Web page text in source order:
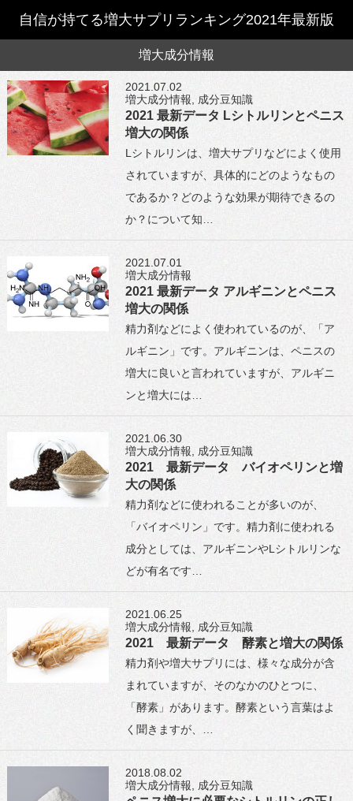
自信が持てる増大サプリランキング2021年最新版
増大成分情報
2021.07.02
増大成分情報
成分豆知識
2021 最新データ Lシトルリンとペニス
増大の関係
Lシトルリンは、増大サプリなどによく使用
されていますが、具体的にどのようなもの
であるか？どのような効果が期待できるの
か？について知…
2021.07.01
増大成分情報
2021 最新データ アルギニンとペニス
増大の関係
精力剤などによく使われているのが、「ア
ルギニン」です。アルギニンは、ペニスの
増大に良いと言われていますが、アルギニ
ンと増大には…
2021.06.30
増大成分情報
成分豆知識
2021 最新データ バイオペリンと増
大の関係
精力剤などに使われることが多いのが、
「バイオペリン」です。精力剤に使われる
成分としては、アルギニンやLシトルリンな
どが有名です…
2021.06.25
増大成分情報
成分豆知識
2021 最新データ 酵素と増大の関係
精力剤や増大サプリには、様々な成分が含
まれていますが、そのなかのひとつに、
「酵素」があります。酵素という言葉はよ
く聞きますが、…
2018.08.02
増大成分情報
成分豆知識